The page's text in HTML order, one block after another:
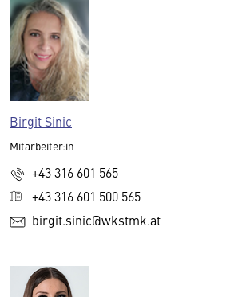
Birgit Sinic
Mitarbeiter:in
+43 316 601 565
+43 316 601 500 565
birgit.sinic@wkstmk.at